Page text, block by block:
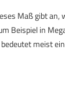
Maß gibt an,
Beispiel in
meist